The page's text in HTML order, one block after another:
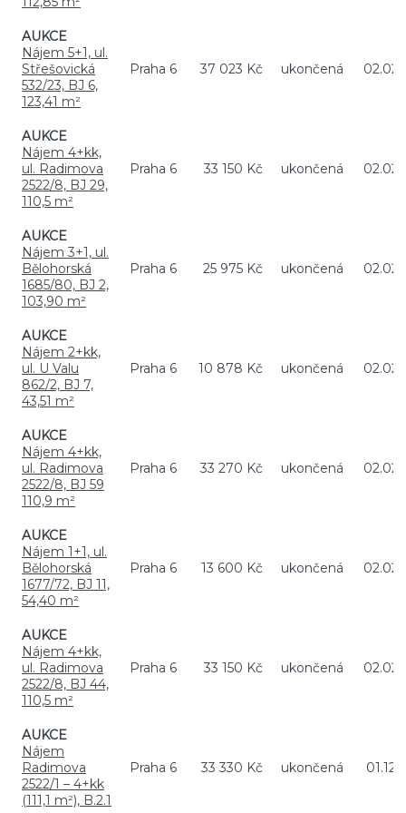
AUKCE
Nájem 5+1, ul.
Střešovická
532/23, BJ 6,
123,41 m²
Praha 6 37 023 Kč ukončená
AUKCE
Nájem 4+kk,
ul. Radimova
2522/8, BJ 29,
110,5 m²
Praha 6 33 150 Kč ukončená
AUKCE
Nájem 3+1, ul.
Bělohorská
1685/80, BJ 2,
103,90 m²
Praha 6 25 975 Kč ukončená
AUKCE
Nájem 2+kk,
ul. U Valu
862/2, BJ 7,
43,51 m²
Praha 6 10 878 Kč ukončená
AUKCE
Nájem 4+kk,
ul. Radimova
2522/8, BJ 59
110,9 m²
Praha 6 33 270 Kč ukončená
AUKCE
Nájem 1+1, ul.
Bělohorská
1677/72, BJ 11,
54,40 m²
Praha 6 13 600 Kč ukončená
AUKCE
Nájem 4+kk,
ul. Radimova
2522/8, BJ 44,
110,5 m²
Praha 6 33 150 Kč ukončená
AUKCE
Nájem
Radimova
2522/1 – 4+kk
(111,1 m²), B.2.1
Praha 6 33 330 Kč ukončená